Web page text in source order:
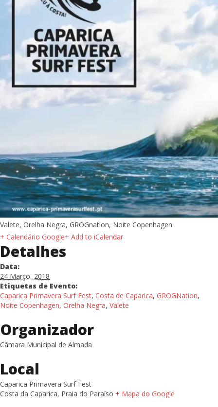
Valete, Orelha Negra, GROGnation, Noite Copenhagen
+ Calendário Google+ Add to iCalendar
Detalhes
Data:
24 Março, 2018
Etiquetas de Evento:
Caparica Primavera Surf Fest, Costa de Caparica, GROGNation,
Noite Copenhagen, Orelha Negra, Valete
Organizador
Câmara Municipal de Almada
Local
Caparica Primavera Surf Fest
Costa da Caparica, Praia do Paraíso + Mapa do Google